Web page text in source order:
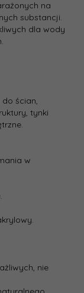
na
substancji.
dla wody
ścian,
tynki
w
nie